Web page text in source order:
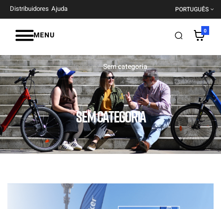
Distribuidores Ajuda PORTUGUÊS
MENU 0
SEM CATEGORIA
Início Sem categoria